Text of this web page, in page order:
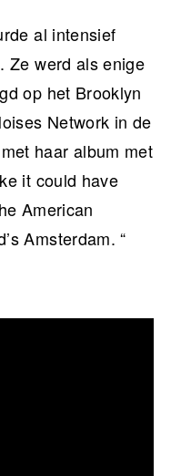
al intensief
Ze werd als enige
op het Brooklyn
Network in de
haar album met
it could have
American
Amsterdam. “